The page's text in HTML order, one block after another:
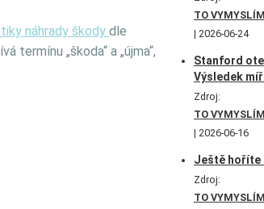
náhrady škody dle
termínu „škoda“ a „újma“,
TO
2026-06-24
Stanford
Výsledek
Zdroj:
TO
2026-06-16
Ještě hoříte
Zdroj:
TO